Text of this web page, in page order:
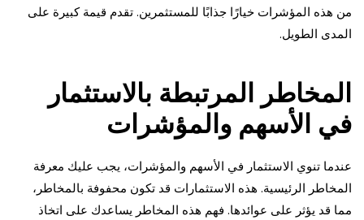
من هذه المؤشرات خيارًا جذابًا للمستثمرين. تقدم قيمة كبيرة على
المدى الطويل.
المخاطر المرتبطة بالاستثمار
في الأسهم والمؤشرات
عندما تنوي الاستثمار في الأسهم والمؤشرات، يجب عليك معرفة
المخاطر الرئيسية. هذه الاستثمارات قد تكون محفوفة بالمخاطر،
مما قد يؤثر على عوائدها. فهم هذه المخاطر يساعدك على اتخاذ